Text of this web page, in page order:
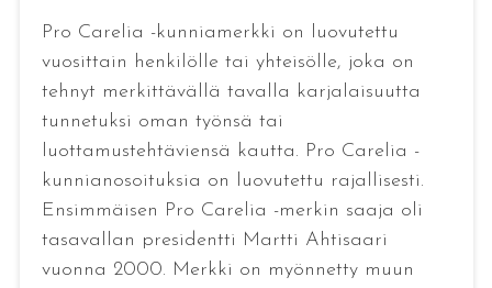
Pro Carelia -kunniamerkki on luovutettu
vuosittain henkilölle tai yhteisölle, joka on
tehnyt merkittävällä tavalla karjalaisuutta
tunnetuksi oman työnsä tai
luottamustehtäviensä kautta. Pro Carelia -
kunnianosoituksia on luovutettu rajallisesti.
Ensimmäisen Pro Carelia -merkin saaja oli
tasavallan presidentti Martti Ahtisaari
vuonna 2000. Merkki on myönnetty muun